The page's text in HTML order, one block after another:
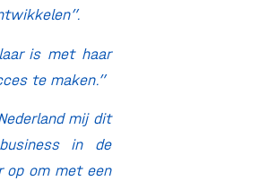
is met haar
te maken.”
mij dit
in de
op om met een